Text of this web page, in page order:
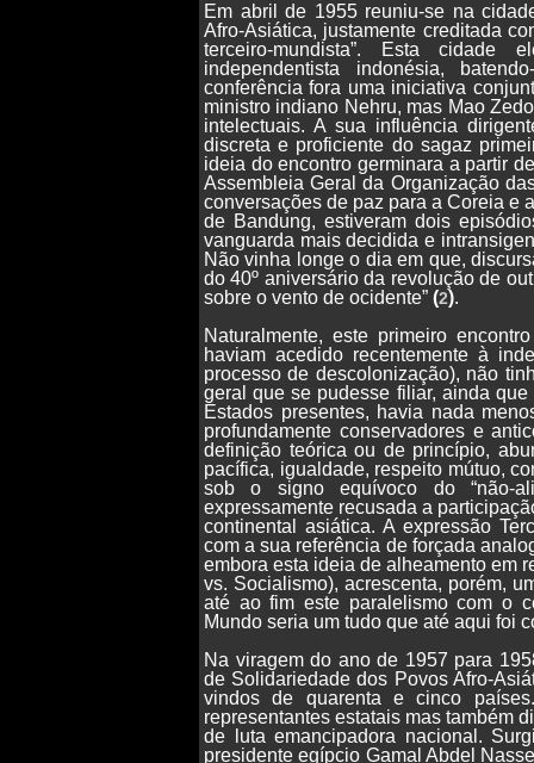
Em abril de 1955 reuniu-se na
Afro-Asiática, justamente creditada
terceiro-mundista”. Esta
independentista indonésia,
conferência fora uma iniciativa
ministro indiano Nehru, mas Mao
intelectuais. A sua influência
discreta e proficiente do sagaz
ideia do encontro germinara a partir
Assembleia Geral da Organização
conversações de paz para a Coreia e
de Bandung, estiveram dois
vanguarda mais decidida e
Não vinha longe o dia em que,
do 40º aniversário da revolução de
sobre o vento de ocidente” (2).
Naturalmente, este primeiro
haviam acedido recentemente à
processo de descolonização), não
geral que se pudesse filiar, ainda
Estados presentes, havia nada
profundamente conservadores e
definição teórica ou de princípio,
pacífica, igualdade, respeito mútuo,
sob o signo equívoco do “não-
expressamente recusada a
continental asiática. A expressão
com a sua referência de forçada
embora esta ideia de alheamento em
vs. Socialismo), acrescenta, porém,
até ao fim este paralelismo com o
Mundo seria um tudo que até aqui foi
Na viragem do ano de 1957 para
de Solidariedade dos Povos Afro-
vindos de quarenta e cinco
representantes estatais mas também
de luta emancipadora nacional.
presidente egípcio Gamal Abdel